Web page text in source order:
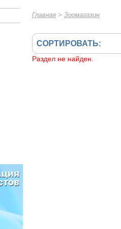
Главная> Зоомагазин
СОРТИРОВАТЬ:
Раздел не найден.